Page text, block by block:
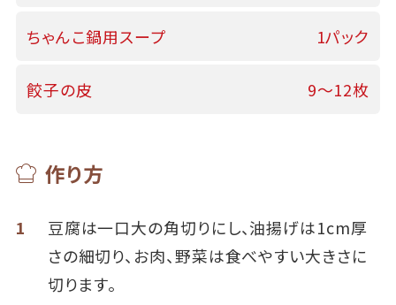
ちゃんこ鍋用スープ 1パック
餃子の皮 9～12枚
作り方
1
豆腐は一口大の角切りにし、油揚げは1cm厚
さの細切り、お肉、野菜は食べやすい大きさに
切ります。